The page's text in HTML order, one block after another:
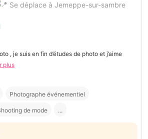
Se déplace à Jemeppe-sur-sambre
, je suis en fin d’études de photo et j’aime
plus
Photographe événementiel
de mode ...